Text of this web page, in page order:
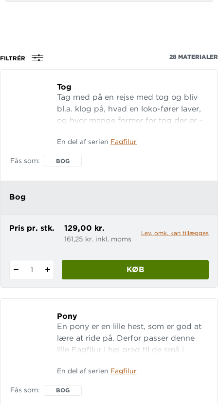
for fagbogen som genre.
FILTRÉR 28 MATERIALER
Tog
Tag med på en rejse med tog og bliv
bl.a. klog på, hvad en loko-fører laver,
og hvor mange former for tog der er –
fagbog med store og flotte
En del af serien Fagfilur
Fås som BOG
Bog
Pris pr. stk. 129,00 kr.
161,25 kr. inkl. moms
Lev. omk. kan tillægges
1 KØB
Pony
En pony er en lille hest, som er god at
lære at ride på. Derfor passer denne
lille Fagfilur i høj grad til de små i
gal hest eller bare er nysgerrige på det
En del af serien Fagfilur
Fås som BOG